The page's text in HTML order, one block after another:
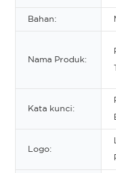
Bahan:
Nama Produk:
Kata kunci:
Logo: